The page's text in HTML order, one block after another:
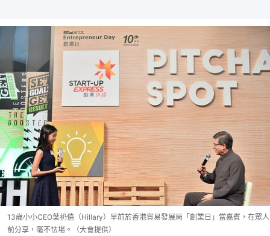
13歲小小CEO葉礽僖（Hillary）早前於香港貿易發展局「創業日」當嘉賓，在眾人
前分享，毫不怯場。（大會提供）